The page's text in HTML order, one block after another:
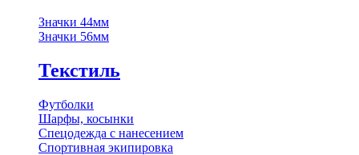
Значки 44мм
Значки 56мм
Текстиль
Футболки
Шарфы, косынки
Спецодежда с нанесением
Спортивная экипировка